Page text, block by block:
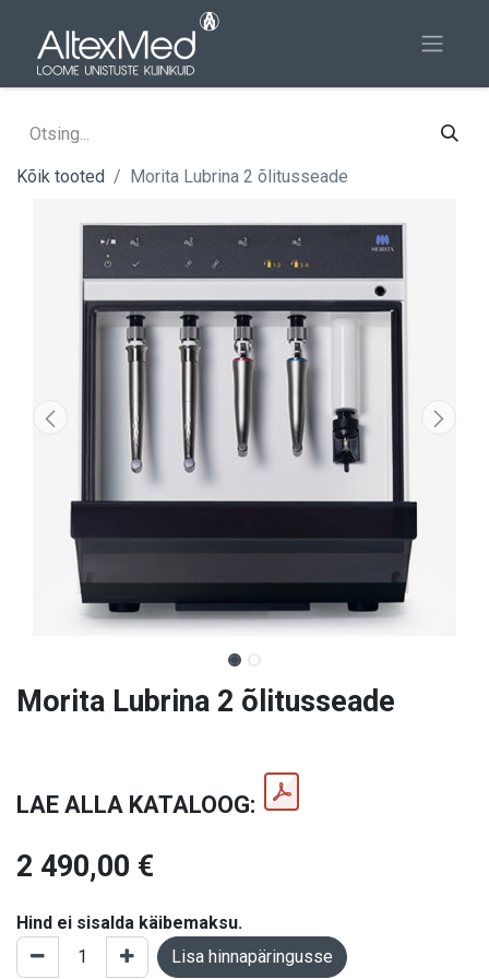
Kõik tooted Morita Lubrina 2 õlitusseade
Morita Lubrina 2 õlitusseade
LAE ALLA KATALOOG:
2 490,00 €
Hind ei sisalda käibemaksu.
Lisa hinnapäringusse